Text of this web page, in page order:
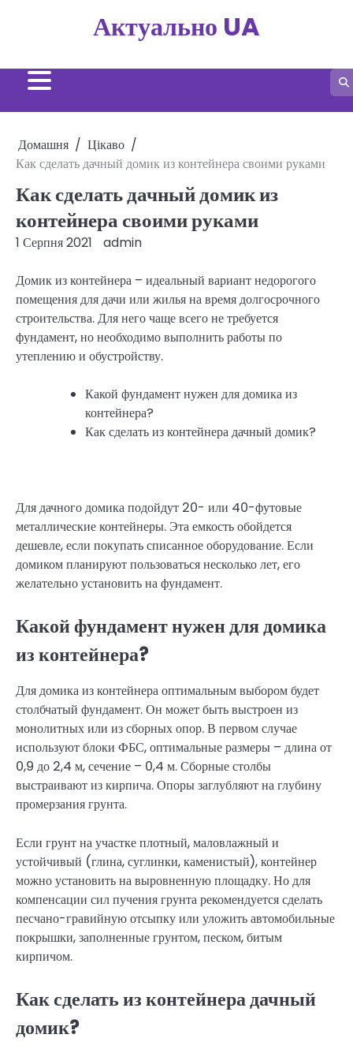
Актуально UA
Домашня
Цікаво
Как сделать дачный домик из контейнера своими руками
Как сделать дачный домик из
контейнера своими руками
1 Серпня 2021 admin
Домик из контейнера – идеальный вариант недорогого
помещения для дачи или жилья на время долгосрочного
строительства. Для него чаще всего не требуется
фундамент, но необходимо выполнить работы по
утеплению и обустройству.
Какой фундамент нужен для домика из
контейнера?
Как сделать из контейнера дачный домик?
Для дачного домика подойдут 20- или 40-футовые
металлические контейнеры. Эта емкость обойдется
дешевле, если покупать списанное оборудование. Если
домиком планируют пользоваться несколько лет, его
желательно установить на фундамент.
Какой фундамент нужен для домика
из контейнера?
Для домика из контейнера оптимальным выбором будет
столбчатый фундамент. Он может быть выстроен из
монолитных или из сборных опор. В первом случае
используют блоки ФБС, оптимальные размеры – длина от
0,9 до 2,4 м, сечение – 0,4 м. Сборные столбы
выстраивают из кирпича. Опоры заглубляют на глубину
промерзания грунта.
Если грунт на участке плотный, маловлажный и
устойчивый (глина, суглинки, каменистый), контейнер
можно установить на выровненную площадку. Но для
компенсации сил пучения грунта рекомендуется сделать
песчано-гравийную отсыпку или уложить автомобильные
покрышки, заполненные грунтом, песком, битым
кирпичом.
Как сделать из контейнера дачный
домик?